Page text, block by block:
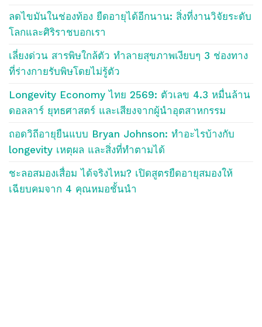
ลดไขมันในช่องท้อง ยืดอายุได้อีกนาน: สิ่งที่งานวิจัยระดับ
โลกและศิริราชบอกเรา
เลี่ยงด่วน สารพิษใกล้ตัว ทำลายสุขภาพเงียบๆ 3 ช่องทาง
ที่ร่างกายรับพิษโดยไม่รู้ตัว
Longevity Economy ไทย 2569: ตัวเลข 4.3 หมื่นล้าน
ดอลลาร์ ยุทธศาสตร์ และเสียงจากผู้นำอุตสาหกรรม
ถอดวิถีอายุยืนแบบ Bryan Johnson: ทำอะไรบ้างกับ
longevity เหตุผล และสิ่งที่ทำตามได้
ชะลอสมองเสื่อม ได้จริงไหม? เปิดสูตรยืดอายุสมองให้
เฉียบคมจาก 4 คุณหมอชั้นนำ